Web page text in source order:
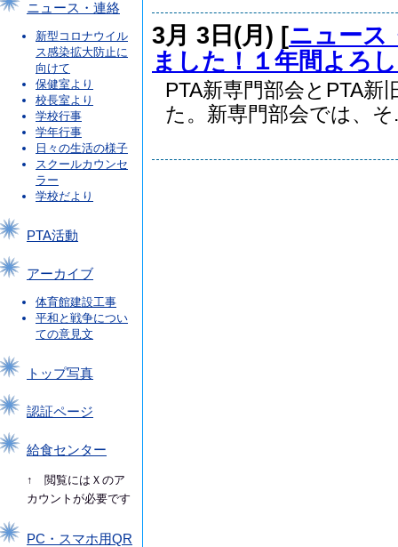
ニュース・連絡
新型コロナウイル
ス感染拡大防止に
向けて
保健室より
校長室より
学校行事
学年行事
日々の生活の様子
スクールカウンセ
ラー
学校だより
PTA活動
アーカイブ
体育館建設工事
平和と戦争につい
ての意見文
トップ写真
認証ページ
給食センター
↑ 閲覧にはＸのア
カウントが必要です
PC・スマホ用QR
3月 3日(月) [ニュース
ました！１年間よろ
PTA新専門部会とPTA新
た。新専門部会では、そ